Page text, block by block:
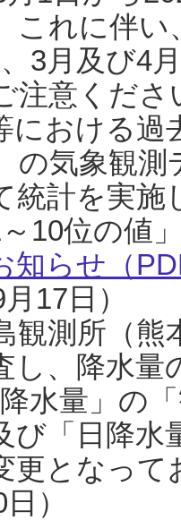
これに伴い
3月及び4
注意くだ
における過
の気象観
統計を実
10位の値
知らせ（
17日）
観測所（熊
し、降水
降水量」の
び「日降
更となっ
）